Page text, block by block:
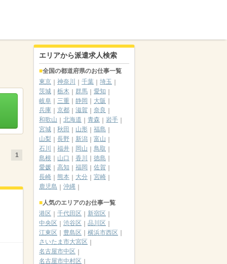
1
エリアから派遣求人検索
全国の都道府県のお仕事一覧
東京
神奈川 千葉
埼玉
茨城
栃木 群馬
愛知
岐阜
三重 静岡
大阪
兵庫
京都 滋賀
奈良
和歌山
北海道 青森
岩手
宮城
秋田 山形
福島
山梨
長野 新潟
富山
石川
福井 岡山
鳥取
島根
山口 香川
徳島
愛媛
高知 福岡
佐賀
長崎
熊本 大分
宮崎
鹿児島
沖縄
人気のエリアのお仕事一覧
港区
千代田区
新宿区
中央区
渋谷区
品川区
江東区
豊島区
横浜市西区
さいたま市大宮区
名古屋市中区
名古屋市中村区